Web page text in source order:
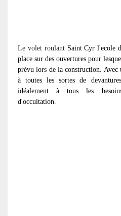
Le volet roulantSaint Cyr l'ecole
place sur des ouvertures pour
prévu lors de la construction.
à toutes les sortes de
idéalement à tous les
d'occultation.